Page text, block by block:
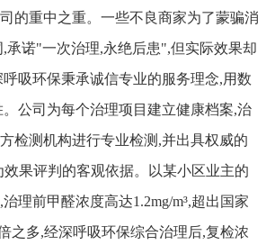
的重中之重。一些不良商家为了蒙骗消
承诺"一次治理,永绝后患",但实际效果却
吸环保秉承诚信专业的服务理念,用数
公司为每个治理项目建立健康档案,治
检测机构进行专业检测,并出具权威的
果评判的客观依据。以某小区业主的
理前甲醛浓度高达1.2mg/m³,超出国家
之多,经深呼吸环保综合治理后,复检浓